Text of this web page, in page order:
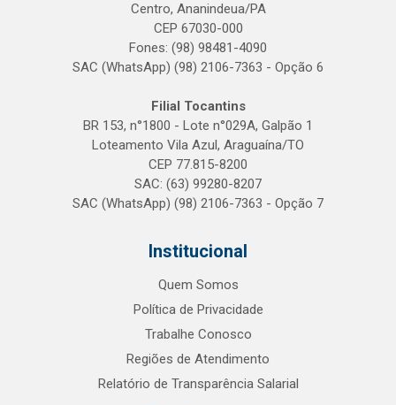
Centro, Ananindeua/PA
CEP 67030-000
Fones: (98) 98481-4090
SAC (WhatsApp) (98) 2106-7363 - Opção 6
Filial Tocantins
BR 153, n°1800 - Lote n°029A, Galpão 1
Loteamento Vila Azul, Araguaína/TO
CEP 77.815-8200
SAC: (63) 99280-8207
SAC (WhatsApp) (98) 2106-7363 - Opção 7
Institucional
Quem Somos
Política de Privacidade
Trabalhe Conosco
Regiões de Atendimento
Relatório de Transparência Salarial